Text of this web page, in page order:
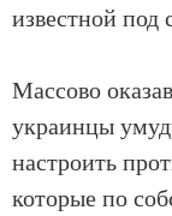
известной
Массово
украинцы
настроить
которые по